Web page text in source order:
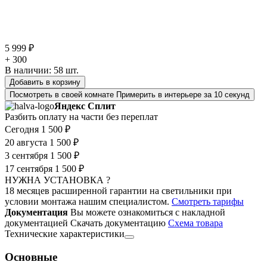
5 999 ₽
+ 300
В наличии: 58 шт.
Добавить в корзину
Посмотреть в своей комнате Примерить в интерьере за 10 секунд
Яндекс Сплит
Разбить оплату на части без переплат
Сегодня 1 500 ₽
20 августа 1 500 ₽
3 сентября 1 500 ₽
17 сентября 1 500 ₽
НУЖНА УСТАНОВКА ?
18 месяцев расширенной гарантии на светильники при
условии монтажа нашим специалистом. Смотреть тарифы
Документация Вы можете ознакомиться с накладной
документацией Скачать документацию Cхема товара
Технические характеристики
Основные